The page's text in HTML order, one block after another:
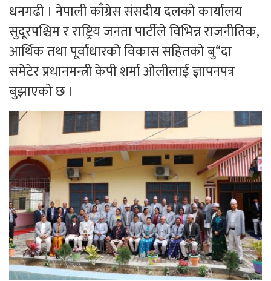
धनगढी । नेपाली काँग्रेस संसदीय दलको कार्यालय
सुदूरपश्चिम र राष्ट्रिय जनता पार्टीले विभिन्न राजनीतिक,
आर्थिक तथा पूर्वाधारको विकास सहितको बु“दा
समेटेर प्रधानमन्त्री केपी शर्मा ओलीलाई ज्ञापनपत्र
बुझाएको छ ।